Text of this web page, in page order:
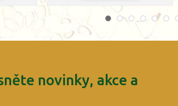
novinky, akce a